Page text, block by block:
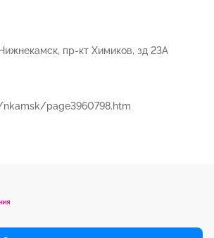
пр-кт Химиков, зд 23А
page3960798.htm